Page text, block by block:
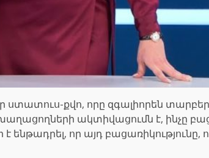
քվո, որը զգալիորեն
ակտիվացումն է, ինչը
որ այդ բացառիկությունը,